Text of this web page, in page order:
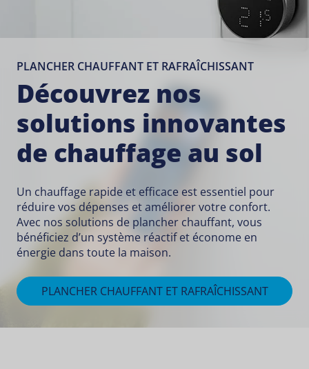
PLANCHER CHAUFFANT ET RAFRAÎCHISSANT
Découvrez nos
solutions innovantes
de chauffage au sol
Un chauffage rapide et efficace est essentiel pour
réduire vos dépenses et améliorer votre confort.
Avec nos solutions de plancher chauffant, vous
bénéficiez d’un système réactif et économe en
énergie dans toute la maison.
PLANCHER CHAUFFANT ET RAFRAÎCHISSANT